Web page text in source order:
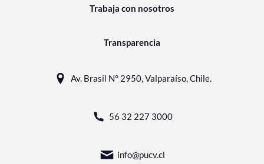
Trabaja con nosotros
Transparencia
Av. Brasil N° 2950, Valparaíso, Chile.
56 32 227 3000
info@pucv.cl